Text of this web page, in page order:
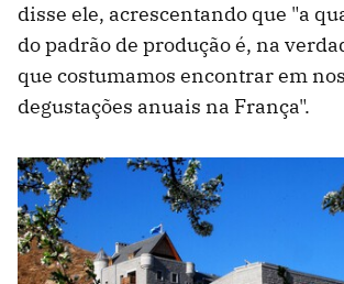
disse ele, acrescentando que "a
do padrão de produção é, na
que costumamos encontrar em
degustações anuais na França".